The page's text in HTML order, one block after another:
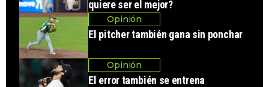
quiere ser el mejor?
Opinión
El pitcher también gana sin ponchar
Opinión
El error también se entrena